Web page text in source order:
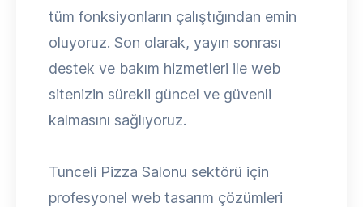
tüm fonksiyonların çalıştığından emin
oluyoruz. Son olarak, yayın sonrası
destek ve bakım hizmetleri ile web
sitenizin sürekli güncel ve güvenli
kalmasını sağlıyoruz.
Tunceli Pizza Salonu sektörü için
profesyonel web tasarım çözümleri